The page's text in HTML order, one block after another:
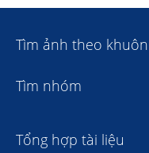
Tìm ảnh theo
Tìm nhóm
Tổng hợp tài liệu